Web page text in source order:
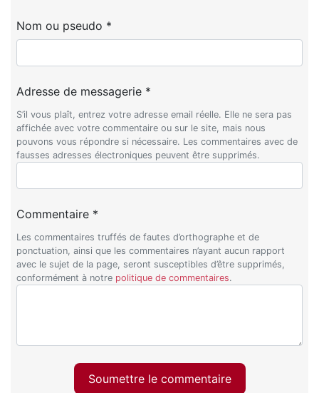
Nom ou pseudo *
Adresse de messagerie *
S’il vous plaît, entrez votre adresse email réelle. Elle ne sera pas
affichée avec votre commentaire ou sur le site, mais nous
pouvons vous répondre si nécessaire. Les commentaires avec de
fausses adresses électroniques peuvent être supprimés.
Commentaire *
Les commentaires truffés de fautes d’orthographe et de
ponctuation, ainsi que les commentaires n’ayant aucun rapport
avec le sujet de la page, seront susceptibles d’être supprimés,
conformément à notre politique de commentaires.
Soumettre le commentaire